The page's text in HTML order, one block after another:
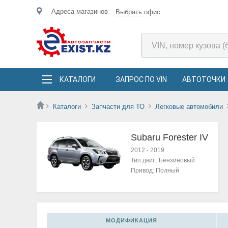
Адреса магазинов Выбрать офис
КАТАЛОГИ ЗАПРОС ПО VIN АВТОТОЧКИ
Каталоги Запчасти для ТО Легковые автомобили
Subaru Forester IV
2012 - 2019
Тип двиг.: Бензиновый
Привод: Полный
МОДИФИКАЦИЯ